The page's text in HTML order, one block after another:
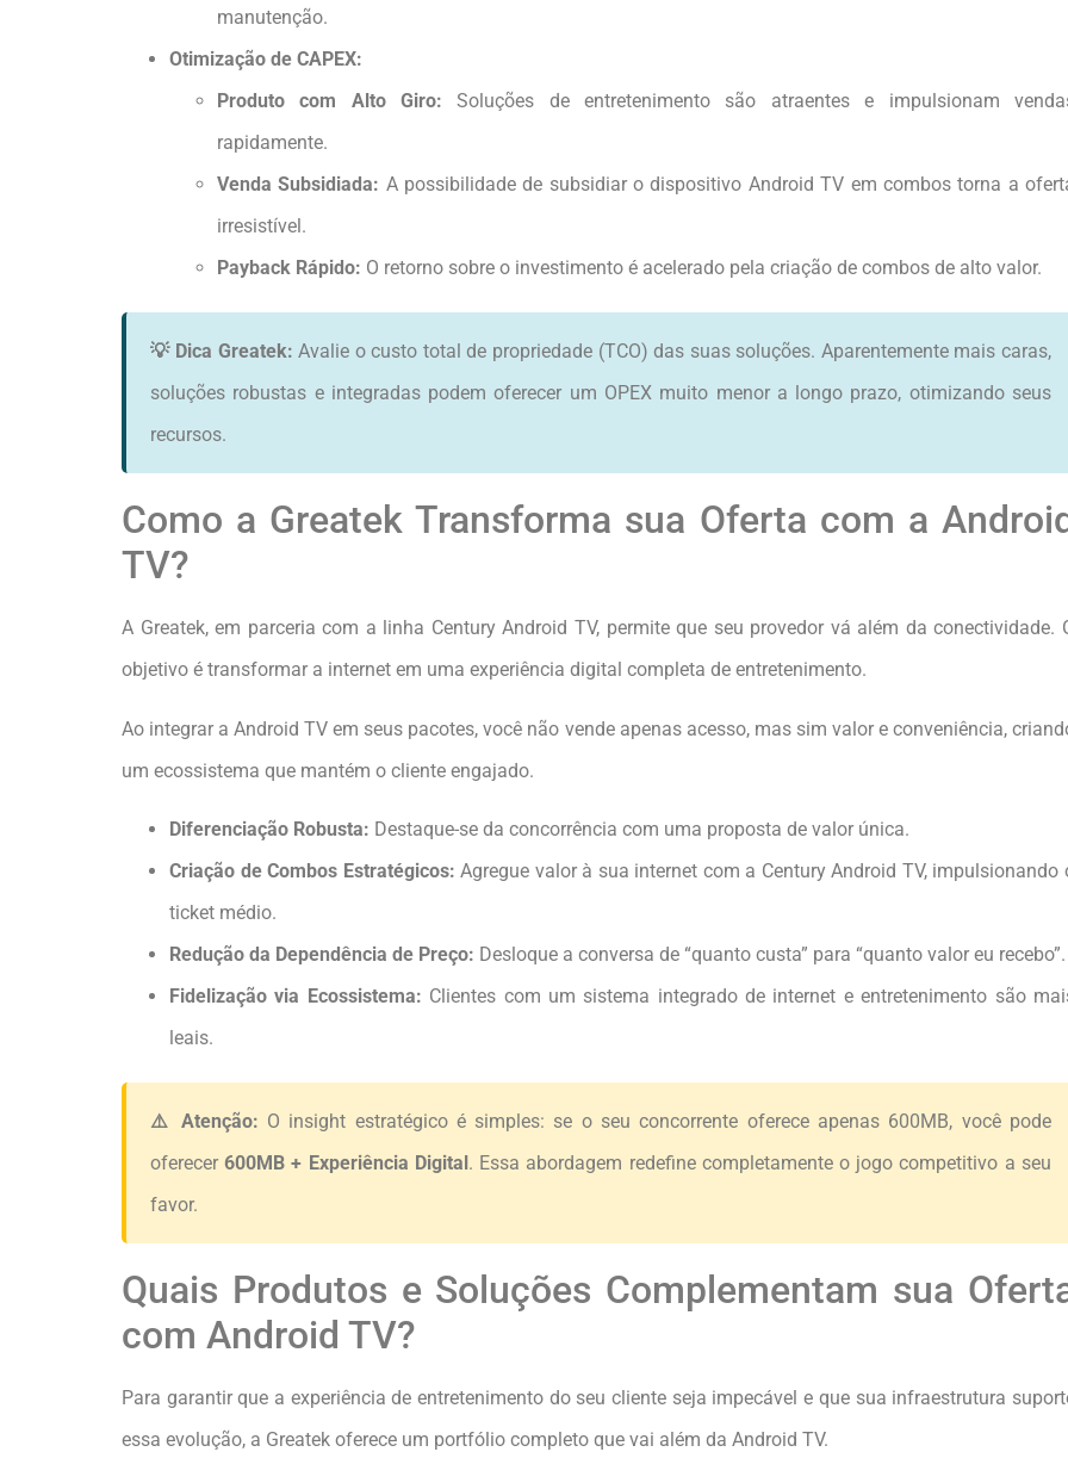
manutenção.
Otimização de CAPEX:
Produto com Alto Giro: Soluções de entretenimento são atraentes e impulsionam
rapidamente.
Venda Subsidiada: A possibilidade de subsidiar o dispositivo Android TV em combos torna a
irresistível.
Payback Rápido: O retorno sobre o investimento é acelerado pela criação de combos de alto valor.
💡 Dica Greatek: Avalie o custo total de propriedade (TCO) das suas soluções. Aparentemente mais caras,
soluções robustas e integradas podem oferecer um OPEX muito menor a longo prazo, otimizando seus
recursos.
Como a Greatek Transforma sua Oferta com a
TV?
A Greatek, em parceria com a linha Century Android TV, permite que seu provedor vá além da conectividade.
objetivo é transformar a internet em uma experiência digital completa de entretenimento.
Ao integrar a Android TV em seus pacotes, você não vende apenas acesso, mas sim valor e conveniência,
um ecossistema que mantém o cliente engajado.
Diferenciação Robusta: Destaque-se da concorrência com uma proposta de valor única.
Criação de Combos Estratégicos: Agregue valor à sua internet com a Century Android TV, impulsionando
ticket médio.
Redução da Dependência de Preço: Desloque a conversa de “quanto custa” para “quanto valor eu recebo”.
Fidelização via Ecossistema: Clientes com um sistema integrado de internet e entretenimento são
leais.
⚠️ Atenção: O insight estratégico é simples: se o seu concorrente oferece apenas 600MB, você pode
oferecer600MB + Experiência Digital. Essa abordagem redefine completamente o jogo competitivo a seu
favor.
Quais Produtos e Soluções Complementam sua
com Android TV?
Para garantir que a experiência de entretenimento do seu cliente seja impecável e que sua infraestrutura
essa evolução, a Greatek oferece um portfólio completo que vai além da Android TV.